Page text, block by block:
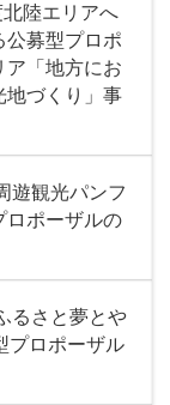
北陸エリアへ
公募型プロポ
「地方にお
地づくり」事
遊観光パンフ
ロポーザルの
るさと夢とや
プロポーザル